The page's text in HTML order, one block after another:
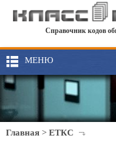
Справочник кодов
МЕНЮ
Главная > ЕТКС